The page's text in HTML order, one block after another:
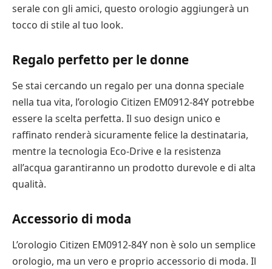
serale con gli amici, questo orologio aggiungerà un
tocco di stile al tuo look.
Regalo perfetto per le donne
Se stai cercando un regalo per una donna speciale
nella tua vita, l’orologio Citizen EM0912-84Y potrebbe
essere la scelta perfetta. Il suo design unico e
raffinato renderà sicuramente felice la destinataria,
mentre la tecnologia Eco-Drive e la resistenza
all’acqua garantiranno un prodotto durevole e di alta
qualità.
Accessorio di moda
L’orologio Citizen EM0912-84Y non è solo un semplice
orologio, ma un vero e proprio accessorio di moda. Il